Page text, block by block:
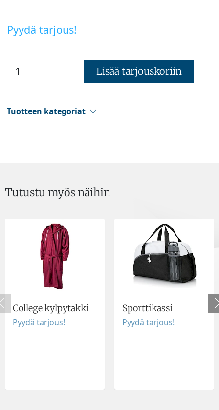
Pyydä tarjous!
Lisää tarjouskoriin
Tuotteen kategoriat
Tutustu myös näihin
College kylpytakki
Pyydä tarjous!
Sporttikassi
Pyydä tarjous!